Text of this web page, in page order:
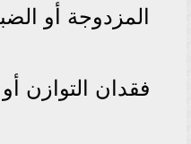
المزدوجة أو
فقدان التوازن